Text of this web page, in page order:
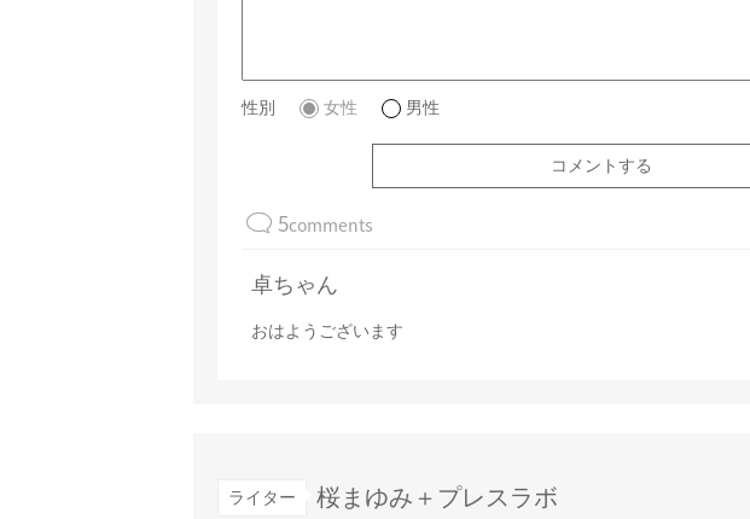
性別 女性 男性
5comments
卓ちゃん
おはようございます
ライター 桜まゆみ＋プレスラボ